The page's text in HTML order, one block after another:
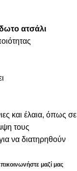
ατσάλι
και έλαια, όπως σε
τους
να διατηρηθούν
μαζί μας